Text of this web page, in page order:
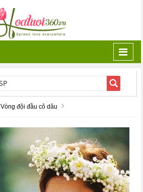
Vòng đội đầu cô dâu